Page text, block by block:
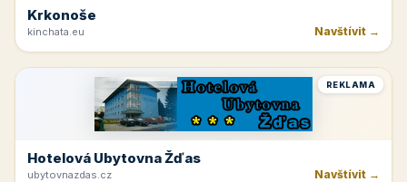
Krkonoše
kinchata.eu Navštívit →
REKLAMA
Hotelová Ubytovna Žďas
ubytovnazdas.cz Navštívit →